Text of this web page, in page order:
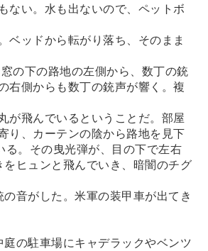
ない。水も出ないので、ペットボ
ッドから転がり落ち、そのまま
の下の路地の左側から、数丁の銃
右側からも数丁の銃声が響く。複
が飛んでいるということだ。部屋
り、カーテンの陰から路地を見下
る。その曳光弾が、目の下で左右
ヒュンと飛んでいき、暗闇のチグ
音がした。米軍の装甲車が出てき
の駐車場にキャデラックやベンツ